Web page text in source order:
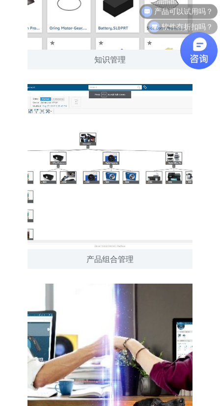
知识管理
产品组合管理
软件有折扣吗？